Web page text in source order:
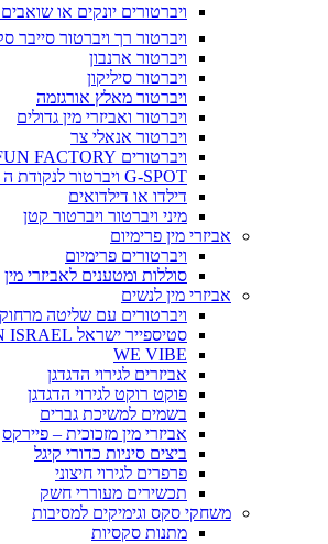
ויברטורים יונקים או
ויברטור רך ויברטור סייבר
ויברטור ארנבון
ויברטור סיליקון
ויברטור מאלץ אורגזמה
ויברטור ואביזרי מין גדולים
ויברטור אנאלי צר
ויברטורים FUN FACTORY
G-SPOT ויברטור לנקודת ה ג'י
דילדו או דילדואים
מיני ויברטור ויברטור קטן
אביזרי מין פרימיום
ויברטורים פרימיום
סוללות ומטענים לאביזרי מין
אביזרי מין לנשים
ויברטורים עם שליטה מרחוק
סטיספייר ישראל SATISFYER IN ISRAEL
WE VIBE
אביזרים לגירוי הדגדגן
פוקט רוקט לגירוי הדגדגן
בשמים למשיכת גברים
אביזרי מין מזכוכית – פיירקס
ביצים סיניות כדורי קיגל
פרפרים לגירוי חיצוני
תכשירים מעוררי חשק
משחקי סקס וגימיקים למסיבות
מתנות סקסיות